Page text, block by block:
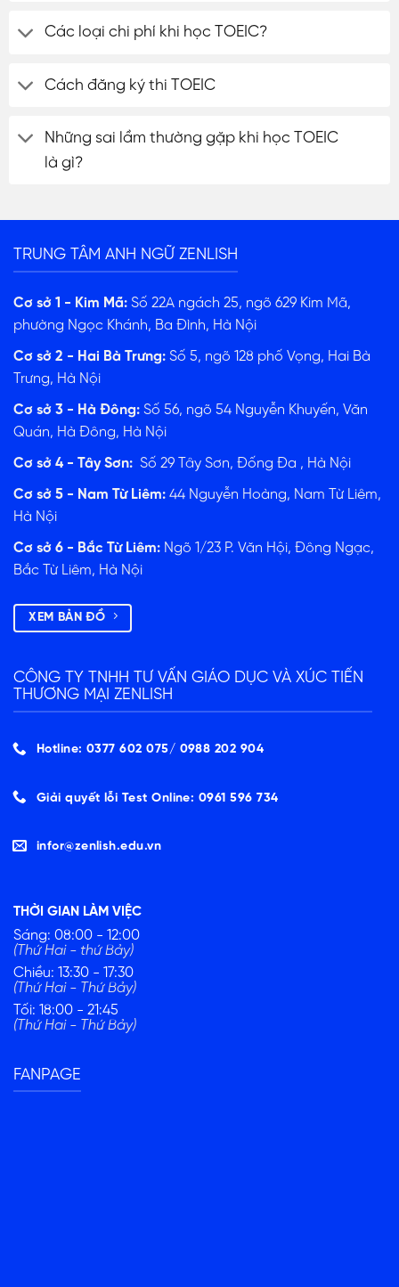
Các loại chi phí khi học TOEIC?
Cách đăng ký thi TOEIC
Những sai lầm thường gặp khi học TOEIC
là gì?
TRUNG TÂM ANH NGỮ ZENLISH
Cơ sở 1 - Kim Mã: Số 22A ngách 25, ngõ 629 Kim Mã,
phường Ngọc Khánh, Ba Đình, Hà Nội
Cơ sở 2 - Hai Bà Trưng: Số 5, ngõ 128 phố Vọng, Hai Bà
Trưng, Hà Nội
Cơ sở 3 - Hà Đông: Số 56, ngõ 54 Nguyễn Khuyến, Văn
Quán, Hà Đông, Hà Nội
Cơ sở 4 - Tây Sơn: Số 29 Tây Sơn, Đống Đa , Hà Nội
Cơ sở 5 - Nam Từ Liêm: 44 Nguyễn Hoàng, Nam Từ Liêm,
Hà Nội
Cơ sở 6 - Bắc Từ Liêm: Ngõ 1/23 P. Văn Hội, Đông Ngạc,
Bắc Từ Liêm, Hà Nội
XEM BẢN ĐỒ
CÔNG TY TNHH TƯ VẤN GIÁO DỤC VÀ XÚC TIẾN
THƯƠNG MẠI ZENLISH
Hotline: 0377 602 075/ ‭0988 202 904‬
Giải quyết lỗi Test Online: 0961 596 734
infor@zenlish.edu.vn
THỜI GIAN LÀM VIỆC
Sáng: 08:00 - 12:00
(Thứ Hai - thứ Bảy)
Chiều: 13:30 - 17:30
(Thứ Hai - Thứ Bảy)
Tối: 18:00 - 21:45
(Thứ Hai - Thứ Bảy)
FANPAGE